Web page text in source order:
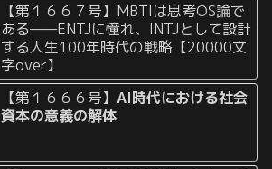
【第１６６７号】MBTIは思考OS論で
ある——ENTJに憧れ、INTJとして設計
する人生100年時代の戦略【20000文
字over】
【第１６６６号】AI時代における社会
資本の意義の解体